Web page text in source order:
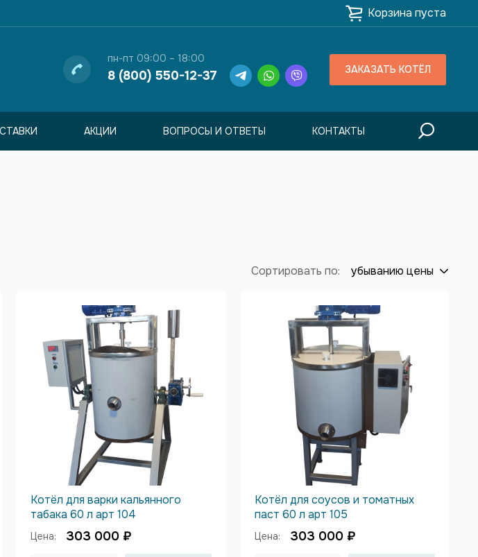
Корзина пуста
8 (800) 550-12-37
пн-пт 09:00 – 18:00
ЗАКАЗАТЬ КОТЁЛ
АКЦИИ ВОПРОСЫ И ОТВЕТЫ КОНТАКТЫ
Сортировать по: убыванию цены
Котёл для варки кальянного
табака 60 л арт 104
Цена: 303 000 ₽
Котёл для соусов и томатных
паст 60 л арт 105
Цена: 303 000 ₽